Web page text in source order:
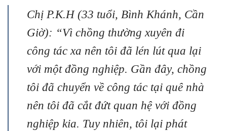
Chị P.K.H (33 tuổi, Bình Khánh, Cần
Giờ): “Vì chồng thường xuyên đi
công tác xa nên tôi đã lén lút qua lại
với một đồng nghiệp. Gần đây, chồng
tôi đã chuyển về công tác tại quê nhà
nên tôi đã cắt đứt quan hệ với đồng
nghiệp kia. Tuy nhiên, tôi lại phát